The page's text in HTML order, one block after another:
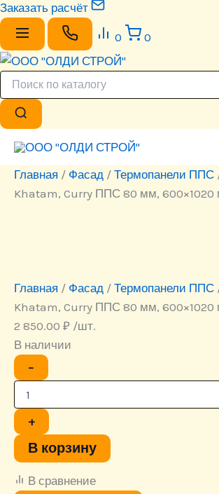
Заказать расчёт
0 0
Главная / Фасад / Термопанели ППС
Khatam, Curry ППС 80 мм, 600×1020
Главная / Фасад / Термопанели ППС
Khatam, Curry ППС 80 мм, 600×1020
2 850.00 ₽ /шт.
В наличии
−
Количество
товара
Curry
ППС
80
мм,
мм
+
В корзину
В сравнение